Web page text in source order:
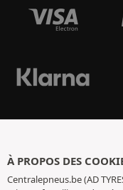
À PROPOS DES
Centralepneus.be (AD